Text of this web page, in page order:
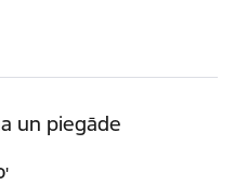
un piegāde